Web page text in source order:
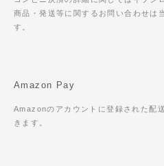
商品・発送等に関するお問い合わせは
す。
Amazon Pay
Amazonのアカウントに登録された配
きます。